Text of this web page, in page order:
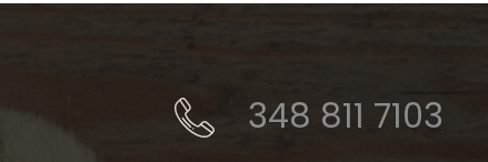
348 811 7103